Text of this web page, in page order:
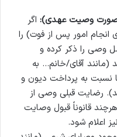
صورت وصیت عهدی): اگر
امور پس از فوت) را
وصی را ذکر کرده و
(مانند آقای/خانم… به
به پرداخت دیون و
رضایت قبلی وصی از
قانوناً قبول وصایت
اعلام شود.